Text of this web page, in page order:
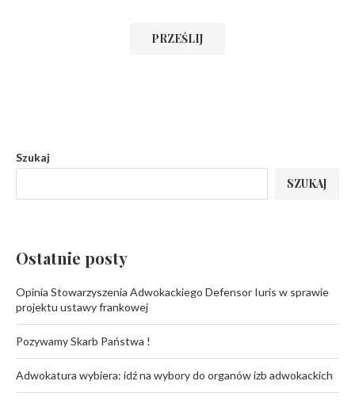
Szukaj
SZUKAJ
Ostatnie posty
Opinia Stowarzyszenia Adwokackiego Defensor Iuris w sprawie
projektu ustawy frankowej
Pozywamy Skarb Państwa !
Adwokatura wybiera: idź na wybory do organów izb adwokackich